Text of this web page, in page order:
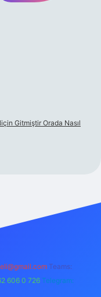
Gitmiştir Orada Nasıl
Teams:
606 0 726 Telegram: